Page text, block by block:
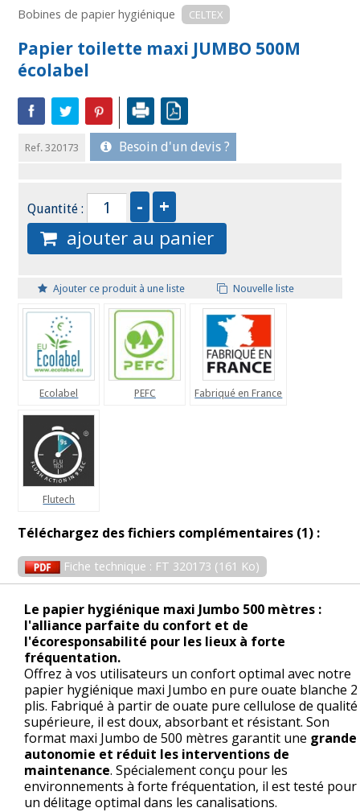
Bobines de papier hygiénique CELTEX
Papier toilette maxi JUMBO 500M
écolabel
Ref. 320173 Besoin d'un devis ?
Quantité :
ajouter au panier
Ajouter ce produit à une liste Nouvelle liste
Ecolabel PEFC Fabriqué en France
Flutech
Téléchargez des fichiers complémentaires (1) :
Fiche technique : FT 320173 (161 Ko)
Le papier hygiénique maxi Jumbo 500 mètres :
l'alliance parfaite du confort et de
l'écoresponsabilité pour les lieux à forte
fréquentation.
Offrez à vos utilisateurs un confort optimal avec notre
papier hygiénique maxi Jumbo en pure ouate blanche 2
plis. Fabriqué à partir de ouate pure cellulose de qualité
supérieure, il est doux, absorbant et résistant. Son
format maxi Jumbo de 500 mètres garantit une grande
autonomie et réduit les interventions de
maintenance. Spécialement conçu pour les
environnements à forte fréquentation, il est testé pour
un délitage optimal dans les canalisations.